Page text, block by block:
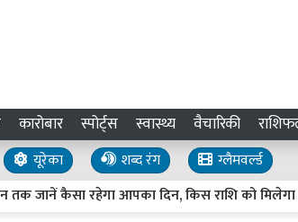
कारोबार स्पोर्ट्स स्वास्थ्य वैचारिकी
यूरेका शब्द रंग
ग्लैमवर्ल्ड
कैसा रहेगा आपका दिन, किस राशि को मिलेगा लाभ